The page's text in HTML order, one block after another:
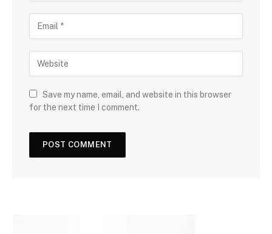
Save my name, email, and website in this browser
for the next time I comment.